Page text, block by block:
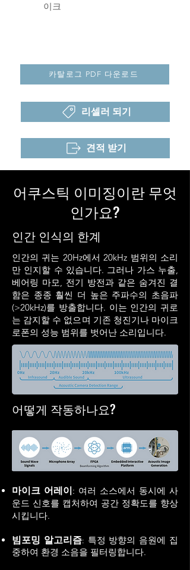
이크
카탈로그 PDF 다운로드
리셀러 되기
견적 받기
어쿠스틱 이미징이란 무엇
인가요?
인간 인식의 한계
인간의 귀는 20Hz에서 20kHz 범위의 소리
만 인지할 수 있습니다. 그러나 가스 누출,
베어링 마모, 전기 방전과 같은 숨겨진 결
함은 종종 훨씬 더 높은 주파수의 초음파
(>20kHz)를 방출합니다. 이는 인간의 귀로
는 감지할 수 없으며 기존 청진기나 마이크
로폰의 성능 범위를 벗어난 소리입니다.
어떻게 작동하나요?
마이크 어레이: 여러 소스에서 동시에 사
운드 신호를 캡처하여 공간 정확도를 향상
시킵니다.
빔포밍 알고리즘: 특정 방향의 음원에 집
중하여 환경 소음을 필터링합니다.